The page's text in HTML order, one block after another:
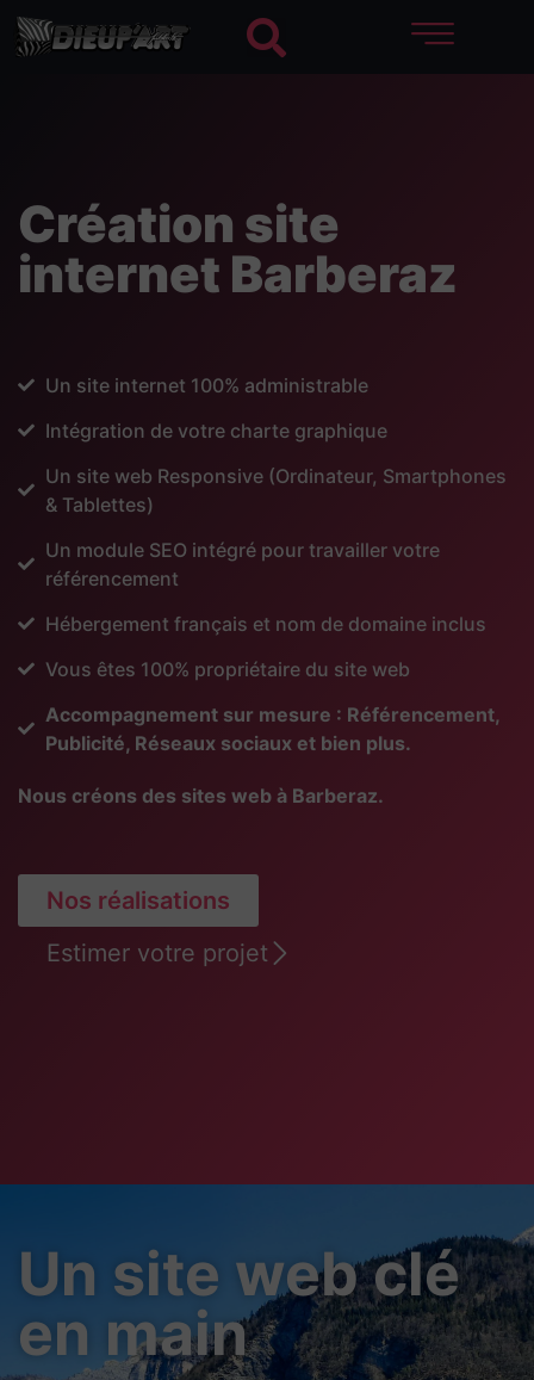
Création site
internet Barberaz
Un site internet 100% administrable
Intégration de votre charte graphique
Un site web Responsive (Ordinateur, Smartphones
& Tablettes)
Un module SEO intégré pour travailler votre
référencement
Hébergement français et nom de domaine inclus
Vous êtes 100% propriétaire du site web
Accompagnement sur mesure : Référencement,
Publicité, Réseaux sociaux et bien plus.
Nous créons des sites web à Barberaz.
Nos réalisations
Estimer votre projet
Un site web clé
en main